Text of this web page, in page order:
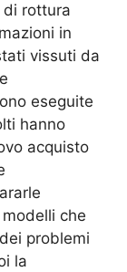
di rottura
in
vissuti da
eseguite
hanno
acquisto
che
problemi
la